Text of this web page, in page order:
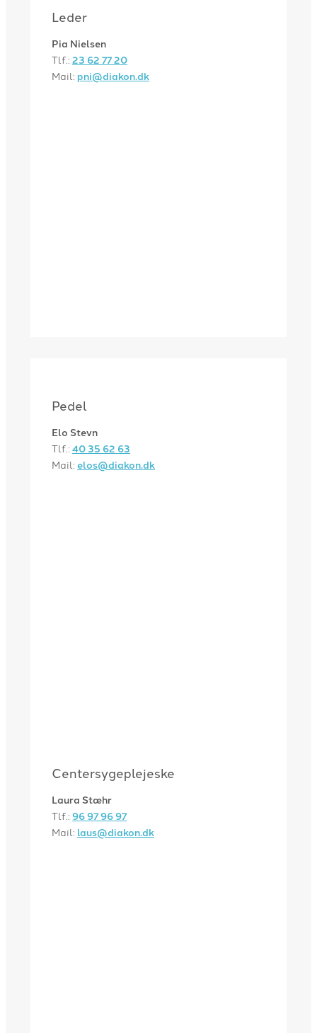
Leder
Pia Nielsen
Tlf.: 23 62 77 20
Mail: pni@diakon.dk
Pedel
Elo Stevn
Tlf.: 40 35 62 63
Mail: elos@diakon.dk
Centersygeplejeske
Laura Stæhr
Tlf.: 96 97 96 97
Mail: laus@diakon.dk